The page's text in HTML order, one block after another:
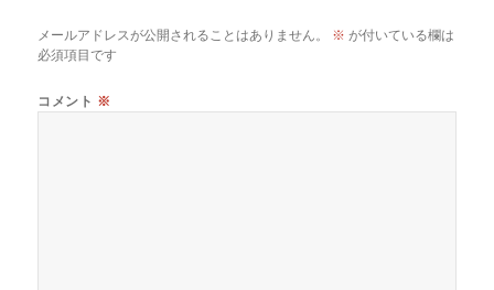
メールアドレスが公開されることはありません。 ※ が付いている欄は
必須項目です
コメント ※